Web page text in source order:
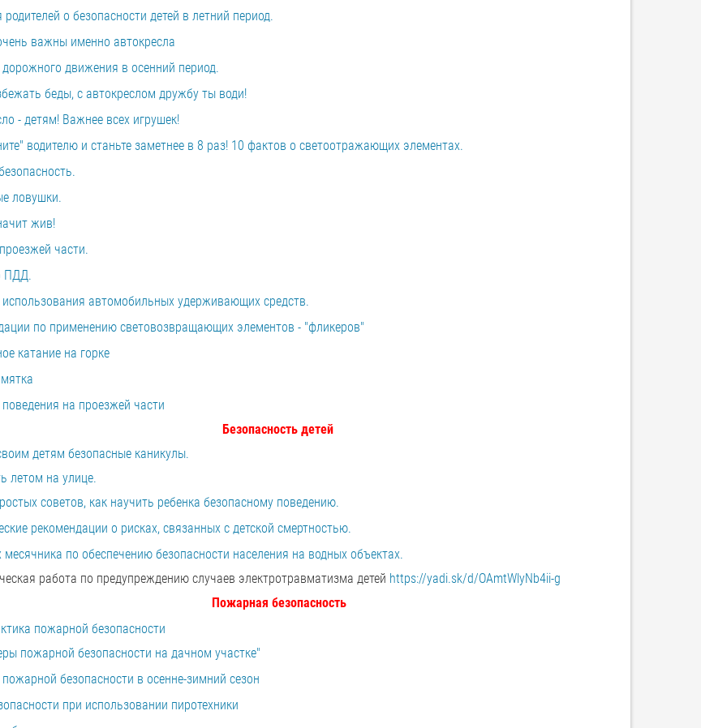
о безопасности детей в летний период.
важны именно автокресла
движения в осенний период.
беды, с автокреслом дружбу ты води!
- детям! Важнее всех игрушек!
водителю и станьте заметнее в 8 раз! 10 фактов о светоотражающих элементах.
ловушки.
жив!
части.
ПДД.
автомобильных удерживающих средств.
по применению световозвращающих элементов - "фликеров"
катание на горке
на проезжей части
Безопасность детей
детям безопасные каникулы.
летом на улице.
советов, как научить ребенка безопасному поведению.
рекомендации о рисках, связанных с детской смертностью.
месячника по обеспечению безопасности населения на водных объектах.
работа по предупреждению случаев электротравматизма детей https://yadi.sk/d/OAmtWlyNb4ii-g
Пожарная безопасность
пожарной безопасности
пожарной безопасности на дачном участке"
безопасности в осенне-зимний сезон
при использовании пиротехники